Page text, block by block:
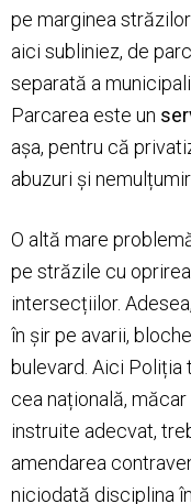
pe marginea
aici subliniez, de
separată a
Parcarea este un
așa, pentru că
abuzuri și
O altă mare
pe străzile cu
intersecțiilor.
în șir pe avarii,
bulevard. Aici
cea națională,
instruite adecvat,
amendarea
niciodată disciplina